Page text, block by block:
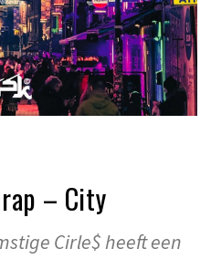
– City
Cirle$ heeft een